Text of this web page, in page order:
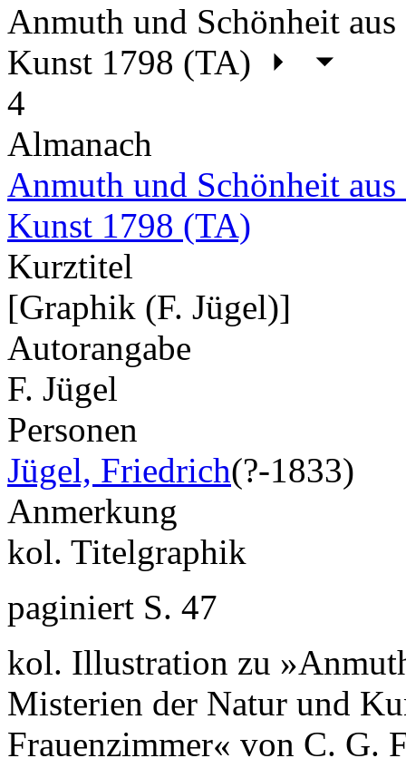
Anmuth und Schönheit
Kunst 1798 (TA)
4
Almanach
Anmuth und Schönheit
Kunst 1798 (TA)
Kurztitel
[Graphik (F. Jügel)]
Autorangabe
F. Jügel
Personen
Jügel, Friedrich(?-1833)
Anmerkung
kol. Titelgraphik
paginiert S. 47
kol. Illustration zu
Misterien der Natur und
Frauenzimmer« von C. G.